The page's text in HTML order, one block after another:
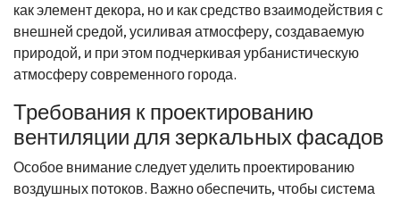
как элемент декора, но и как средство взаимодействия с
внешней средой, усиливая атмосферу, создаваемую
природой, и при этом подчеркивая урбанистическую
атмосферу современного города.
Требования к проектированию
вентиляции для зеркальных фасадов
Особое внимание следует уделить проектированию
воздушных потоков. Важно обеспечить, чтобы система